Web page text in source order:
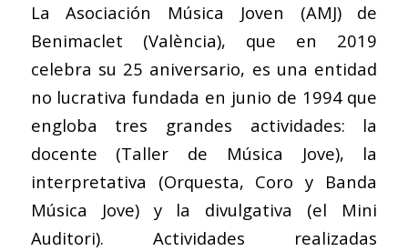
La Asociación Música Joven (AMJ) de
Benimaclet (València), que en 2019
celebra su 25 aniversario, es una entidad
no lucrativa fundada en junio de 1994 que
engloba tres grandes actividades: la
docente (Taller de Música Jove), la
interpretativa (Orquesta, Coro y Banda
Música Jove) y la divulgativa (el Mini
Auditori). Actividades realizadas